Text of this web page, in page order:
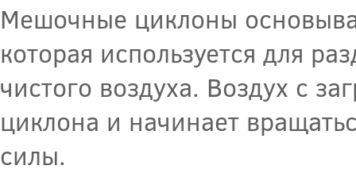
Мешочные циклоны
которая используется для
чистого воздуха. Воздух с
циклона и начинает
силы.